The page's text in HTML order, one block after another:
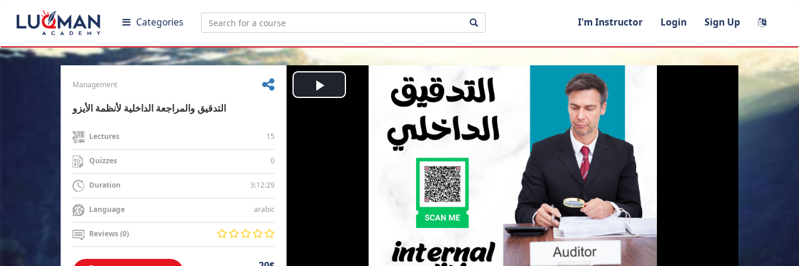
Categories I'm Instructor Login Sign Up
Management
التدقيق والمراجعة الداخلية لأنظمة الأيزو
Lectures 15
Quizzes 0
Duration 3:12:29
Language arabic
Reviews (0)
Play